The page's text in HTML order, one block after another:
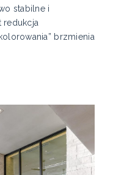
stabilne i
redukcja
brzmienia